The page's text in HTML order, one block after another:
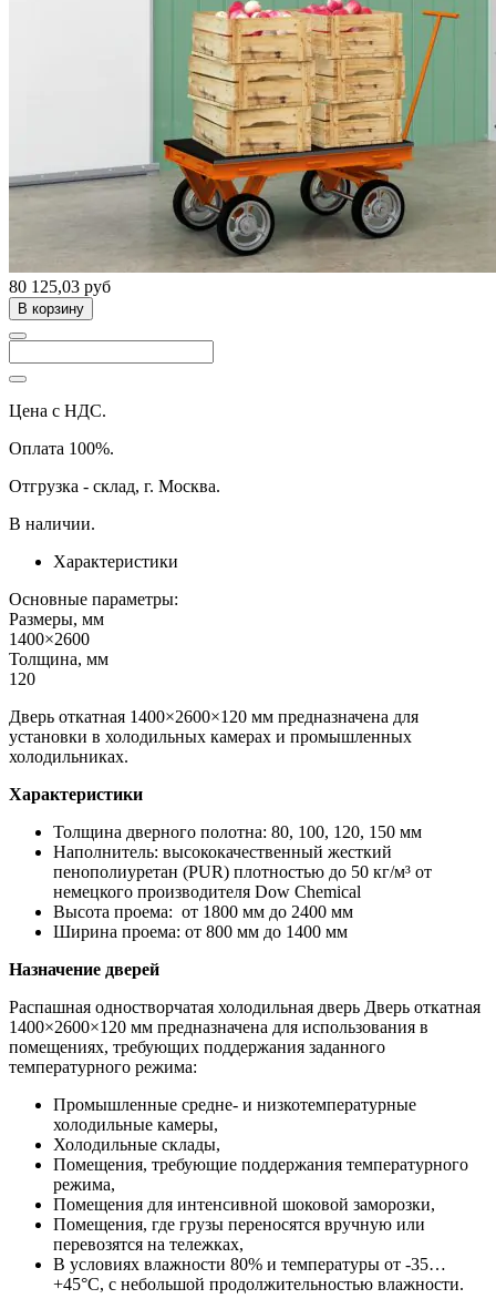
80 125,03 руб
В корзину
Цена с НДС.
Оплата 100%.
Отгрузка - склад, г. Москва.
В наличии.
Характеристики
Основные параметры:
Размеры, мм
1400×2600
Толщина, мм
120
Дверь откатная 1400×2600×120 мм предназначена для
установки в холодильных камерах и промышленных
холодильниках.
Характеристики
Толщина дверного полотна: 80, 100, 120, 150 мм
Наполнитель: высококачественный жесткий
пенополиуретан (PUR) плотностью до 50 кг/м³ от
немецкого производителя Dow Chemiсal
Высота проема: от 1800 мм до 2400 мм
Ширина проема: от 800 мм до 1400 мм
Назначение дверей
Распашная одностворчатая холодильная дверь Дверь откатная
1400×2600×120 мм предназначена для использования в
помещениях, требующих поддержания заданного
температурного режима:
Промышленные средне- и низкотемпературные
холодильные камеры,
Холодильные склады,
Помещения, требующие поддержания температурного
режима,
Помещения для интенсивной шоковой заморозки,
Помещения, где грузы переносятся вручную или
перевозятся на тележках,
В условиях влажности 80% и температуры от -35…
+45°С, с небольшой продолжительностью влажности.